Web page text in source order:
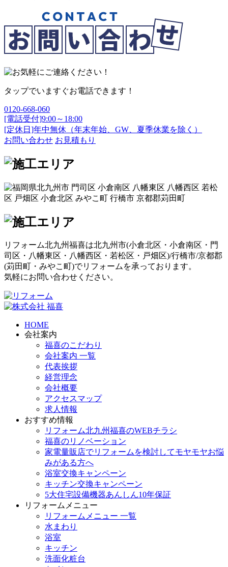
タップでいますぐお電話できます！
0120-668-060
[電話受付]9:00～18:00
[定休日]年中無休（年末年始、GW、夏季休業を除く）
お問い合わせ お見積もり
リフォーム北九州福喜は北九州市(小倉北区 ・ 小倉南区 ・ 門
司区 ・ 八幡東区 ・ 八幡西区 ・ 若松区 ・ 戸畑区)/行橋市/京都郡
(苅田町 ・ みやこ町)でリフォームを承っております。
気軽にお問い合わせください。
HOME
会社案内
福喜のこだわり
会社案内 一覧
代表挨拶
経営理念
会社概要
アクセスマップ
求人情報
おすすめ情報
リフォーム北九州福喜のWEBチラシ
福喜のリノベーション
家電量販店でリフォームを検討してモヤモヤお悩
みがある方へ
浴室交換キャンペーン
キッチン交換キャンペーン
5大住宅設備機器あんしん10年保証
リフォームメニュー
リフォームメニュー 一覧
水まわり
浴室
キッチン
洗面化粧台